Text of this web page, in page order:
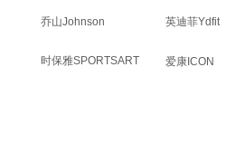
时保雅SPORTSART
乔山Johnson
爱康ICON
英迪菲Ydfit